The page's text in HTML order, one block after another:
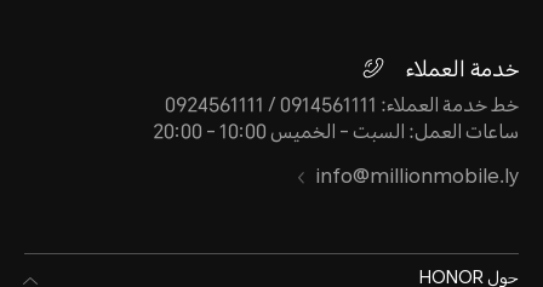
خدمة العملاء
خط خدمة العملاء: 0914561111 / 0924561111
ساعات العمل: السبت - الخميس 10:00 - 20:00
info@millionmobile.ly
حول HONOR